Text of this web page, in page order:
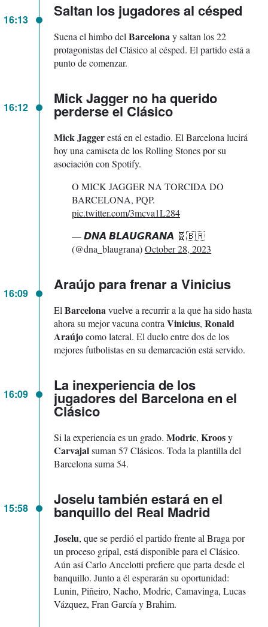
16:13 Saltan los jugadores al césped
Suena el himbo del Barcelonay saltan los 22
protagonistas del Clásico al césped. El partido está a
punto de comenzar.
16:12 Mick Jagger no ha querido
perderse el Clásico
Mick Jaggerestá en el estadio. El Barcelona lucirá
hoy una camiseta de los Rolling Stones por su
asociación con Spotify.
O MICK JAGGER NA TORCIDA DO
BARCELONA, PQP.
pic.twitter.com/3mcva1L284
— 𝘿𝙉𝘼 𝘽𝙇𝘼𝙐𝙂𝙍𝘼𝙉𝘼 🧬🇧🇷
(@dna_blaugrana)October 28, 2023
16:09 Araújo para frenar a Vinicius
El Barcelonavuelve a recurrir a la que ha sido hasta
ahora su mejor vacuna contra Vinicius, Ronald
Araújocomo lateral. El duelo entre dos de los
mejores futbolistas en su demarcación está servido.
16:09 La inexperiencia de los
jugadores del Barcelona en el
Clásico
Si la experiencia es un grado. Modric, Kroosy
Carvajalsuman 57 Clásicos. Toda la plantilla del
Barcelona suma 54.
15:58 Joselu también estará en el
banquillo del Real Madrid
Joselu, que se perdió el partido frente al Braga por
un proceso gripal, está disponible para el Clásico.
Aún así Carlo Ancelotti prefiere que parta desde el
banquillo. Junto a él esperarán su oportunidad:
Lunin, Piñeiro, Nacho, Modric, Camavinga, Lucas
Vázquez, Fran García y Brahim.